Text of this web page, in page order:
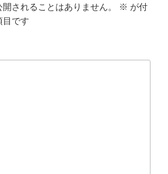
されることはありません。 ※ が付
目です